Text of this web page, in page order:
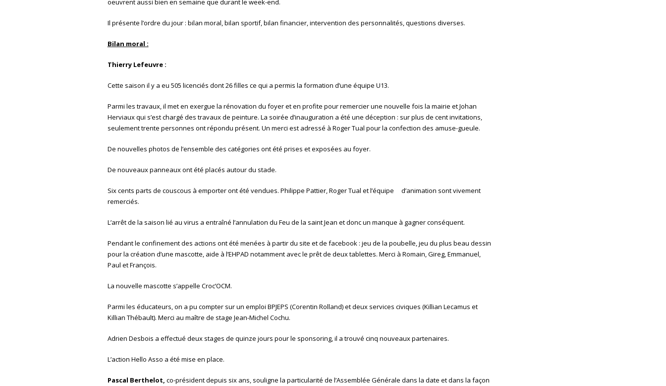
oeuvrent aussi bien en semaine que durant le week-end.
Il présente l’ordre du jour : bilan moral, bilan sportif, bilan financier, intervention des personnalités, questions diverses.
Bilan moral :
Thierry Lefeuvre :
Cette saison il y a eu 505 licenciés dont 26 filles ce qui a permis la formation d’une équipe U13.
Parmi les travaux, il met en exergue la rénovation du foyer et en profite pour remercier une nouvelle fois la mairie et Johan
Herviaux qui s’est chargé des travaux de peinture. La soirée d’inauguration a été une déception : sur plus de cent invitations,
seulement trente personnes ont répondu présent. Un merci est adressé à Roger Tual pour la confection des amuse-gueule.
De nouvelles photos de l’ensemble des catégories ont été prises et exposées au foyer.
De nouveaux panneaux ont été placés autour du stade.
Six cents parts de couscous à emporter ont été vendues. Philippe Pattier, Roger Tual et l’équipe d’animation sont vivement
remerciés.
L’arrêt de la saison lié au virus a entraîné l’annulation du Feu de la saint Jean et donc un manque à gagner conséquent.
Pendant le confinement des actions ont été menées à partir du site et de facebook : jeu de la poubelle, jeu du plus beau dessin
pour la création d’une mascotte, aide à l’EHPAD notamment avec le prêt de deux tablettes. Merci à Romain, Gireg, Emmanuel,
Paul et François.
La nouvelle mascotte s’appelle Croc’OCM.
Parmi les éducateurs, on a pu compter sur un emploi BPJEPS (Corentin Rolland) et deux services civiques (Killian Lecamus et
Killian Thébault). Merci au maître de stage Jean-Michel Cochu.
Adrien Desbois a effectué deux stages de quinze jours pour le sponsoring, il a trouvé cinq nouveaux partenaires.
L’action Hello Asso a été mise en place.
Pascal Berthelot, co-président depuis six ans, souligne la particularité de l’Assemblée Générale dans la date et dans la façon